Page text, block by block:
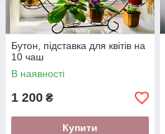
Бутон, підставка для квітів на
10 чаш
В наявності
1 200 ₴
Купити